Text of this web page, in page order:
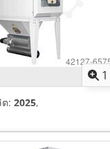
1
: 2025,